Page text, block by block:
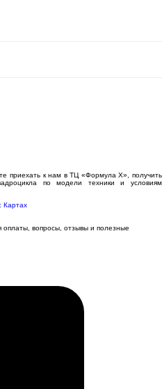
приехать к нам в ТЦ «Формула Х», получить
по модели техники и условиям
Картах
оплаты, вопросы, отзывы и полезные